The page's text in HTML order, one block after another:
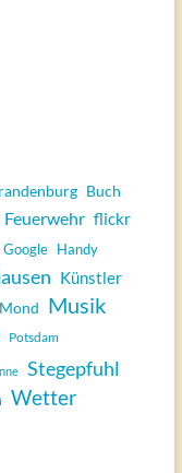
Buch
Feuerwehr flickr
Google Handy
Künstler
Mond Musik
Potsdam
Stegepfuhl
Wetter